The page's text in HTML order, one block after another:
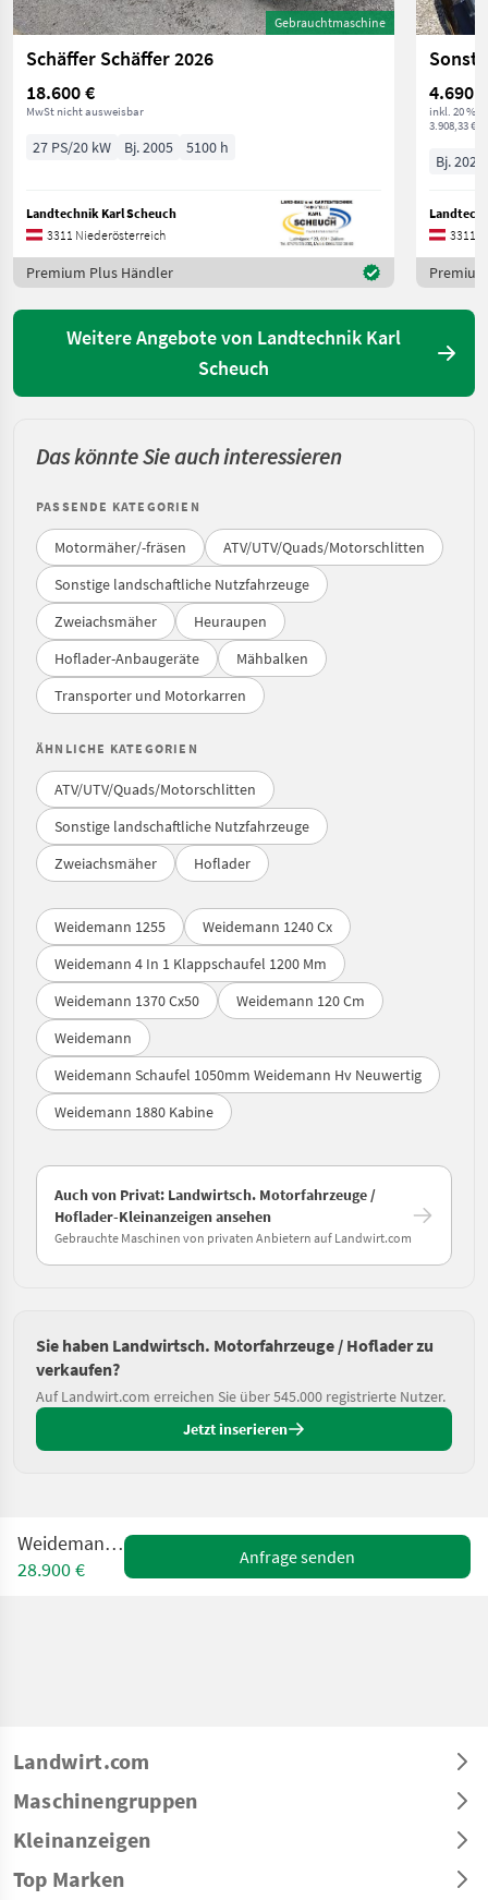
Gebrauchtmaschine
Schäffer Schäffer 2026
18.600 €
MwSt nicht ausweisbar
27 PS/20 kW Bj. 2005 5100 h
Landtechnik Karl Scheuch
3311 Niederösterreich
Premium Plus Händler
4.690 €
inkl. 20 %
3.908,33 €
Bj. 2026
3311
Weitere Angebote von Landtechnik Karl
Scheuch
Das könnte Sie auch interessieren
PASSENDE KATEGORIEN
Motormäher/-fräsen
ATV/UTV/Quads/Motorschlitten
Sonstige landschaftliche Nutzfahrzeuge
Zweiachsmäher
Heuraupen
Hoflader-Anbaugeräte
Mähbalken
Transporter und Motorkarren
ÄHNLICHE KATEGORIEN
ATV/UTV/Quads/Motorschlitten
Sonstige landschaftliche Nutzfahrzeuge
Zweiachsmäher
Hoflader
Weidemann 1255
Weidemann 1240 Cx
Weidemann 4 In 1 Klappschaufel 1200 Mm
Weidemann 1370 Cx50
Weidemann 120 Cm
Weidemann
Weidemann Schaufel 1050mm Weidemann Hv Neuwertig
Weidemann 1880 Kabine
Auch von Privat: Landwirtsch. Motorfahrzeuge /
Hoflader-Kleinanzeigen ansehen
Gebrauchte Maschinen von privaten Anbietern auf Landwirt.com
Sie haben Landwirtsch. Motorfahrzeuge / Hoflader zu
verkaufen?
Auf Landwirt.com erreichen Sie über 545.000 registrierte Nutzer.
Jetzt inserieren
Weidemann 1280
28.900 €
Anfrage senden
Landwirt.com
Maschinengruppen
Kleinanzeigen
Top Marken